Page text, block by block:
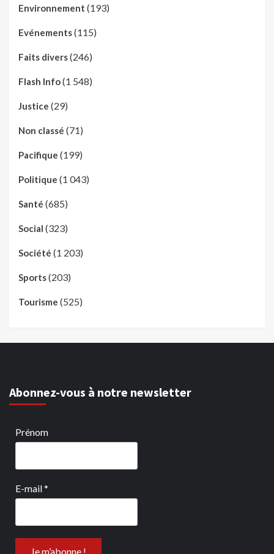
Environnement (193)
Evénements(115)
Faits divers(246)
Flash Info(1 548)
Justice (29)
Non classé (71)
Pacifique (199)
Politique (1 043)
Santé (685)
Social (323)
Société (1 203)
Sports(203)
Tourisme (525)
Abonnez-vous à notre newsletter
Prénom
E-mail*